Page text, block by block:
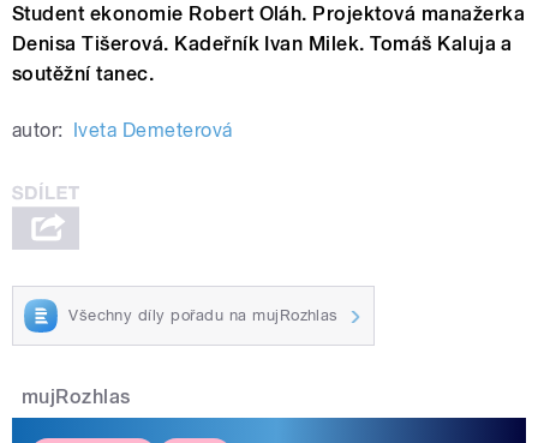
Student ekonomie Robert Oláh. Projektová manažerka
Denisa Tišerová. Kadeřník Ivan Milek. Tomáš Kaluja a
soutěžní tanec.
autor: Iveta Demeterová
Všechny díly pořadu na mujRozhlas
mujRozhlas